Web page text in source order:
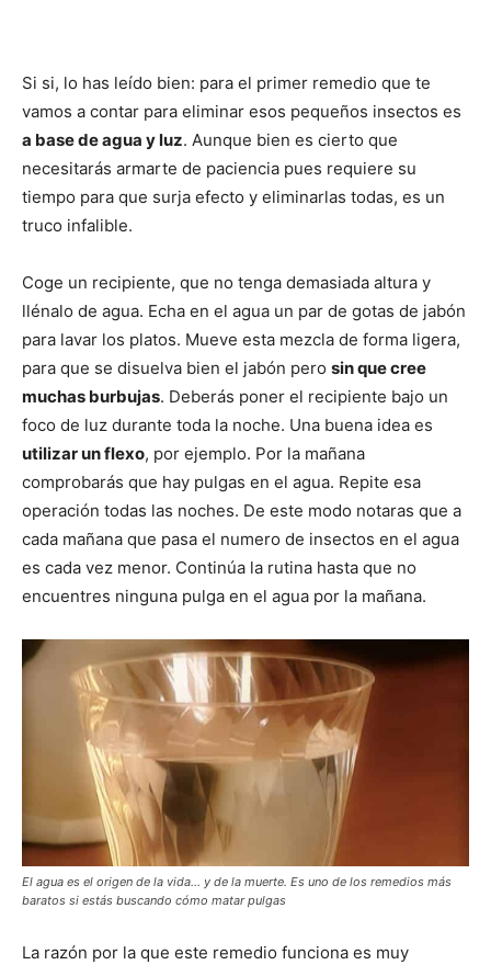
Si si, lo has leído bien: para el primer remedio que te
vamos a contar para eliminar esos pequeños insectos es
a base de agua y luz. Aunque bien es cierto que
necesitarás armarte de paciencia pues requiere su
tiempo para que surja efecto y eliminarlas todas, es un
truco infalible.
Coge un recipiente, que no tenga demasiada altura y
llénalo de agua. Echa en el agua un par de gotas de jabón
para lavar los platos. Mueve esta mezcla de forma ligera,
para que se disuelva bien el jabón pero sin que cree
muchas burbujas. Deberás poner el recipiente bajo un
foco de luz durante toda la noche. Una buena idea es
utilizar un flexo, por ejemplo. Por la mañana
comprobarás que hay pulgas en el agua. Repite esa
operación todas las noches. De este modo notaras que a
cada mañana que pasa el numero de insectos en el agua
es cada vez menor. Continúa la rutina hasta que no
encuentres ninguna pulga en el agua por la mañana.
El agua es el origen de la vida… y de la muerte. Es uno de los remedios más
baratos si estás buscando cómo matar pulgas
La razón por la que este remedio funciona es muy